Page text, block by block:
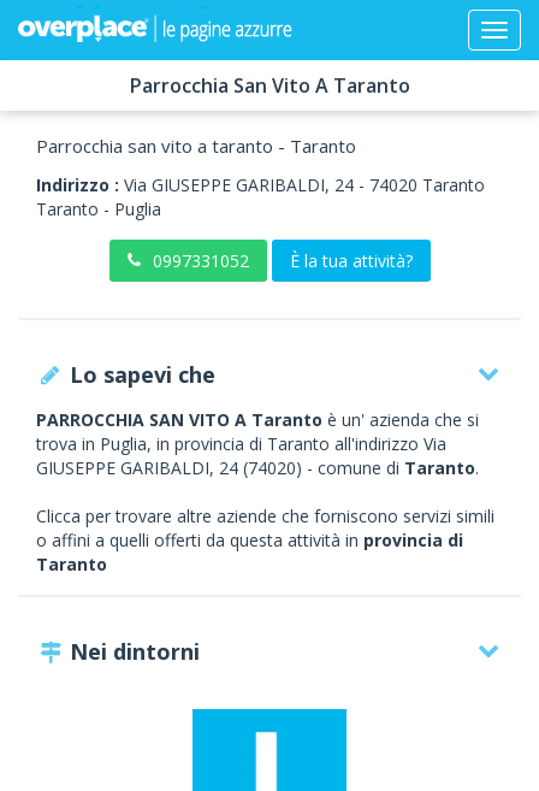
Parrocchia San Vito A Taranto
Parrocchia san vito a taranto - Taranto
Indirizzo : Via GIUSEPPE GARIBALDI, 24 - 74020 Taranto
Taranto - Puglia
0997331052 È la tua attività?
Lo sapevi che
PARROCCHIA SAN VITO A Taranto è un' azienda che si
trova in Puglia, in provincia di Taranto all'indirizzo Via
GIUSEPPE GARIBALDI, 24 (74020) - comune di Taranto.
Clicca per trovare altre aziende che forniscono servizi simili
o affini a quelli offerti da questa attività in provincia di
Taranto
Nei dintorni